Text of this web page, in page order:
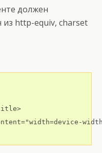
должен
из http-equiv, charset